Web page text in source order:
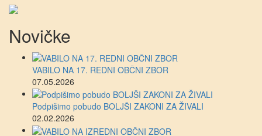
Novičke
VABILO NA 17. REDNI OBČNI ZBOR
07.05.2026
Podpišimo pobudo BOLJŠI ZAKONI ZA ŽIVALI
02.02.2026